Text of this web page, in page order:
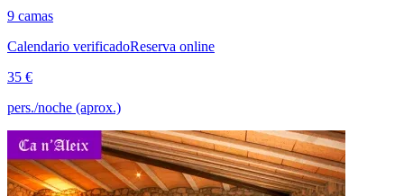
9 camas
Calendario verificadoReserva online
35 €
pers./noche (aprox.)